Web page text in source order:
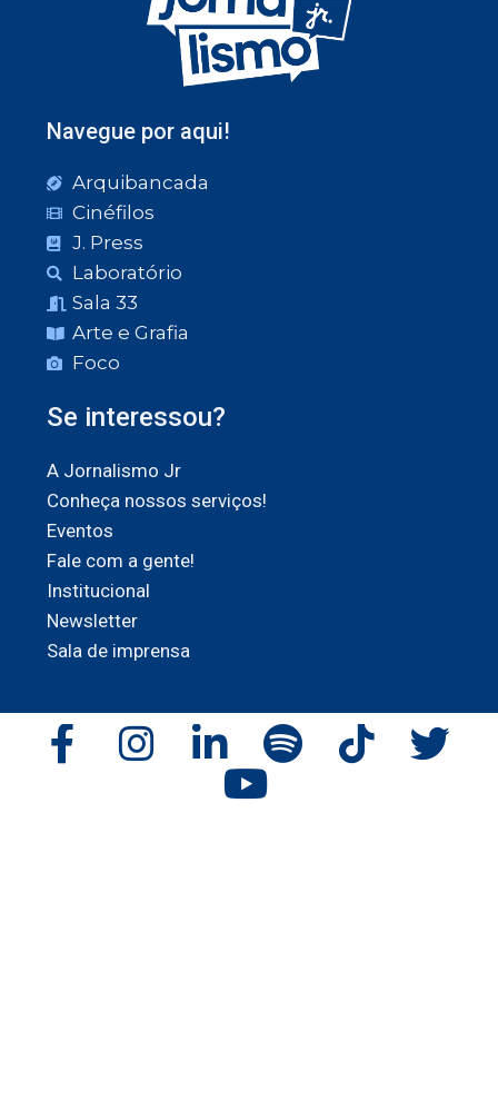
Navegue por aqui!
Arquibancada
Cinéfilos
J. Press
Laboratório
Sala 33
Arte e Grafia
Foco
Se interessou?
A Jornalismo Jr
Conheça nossos serviços!
Eventos
Fale com a gente!
Institucional
Newsletter
Sala de imprensa